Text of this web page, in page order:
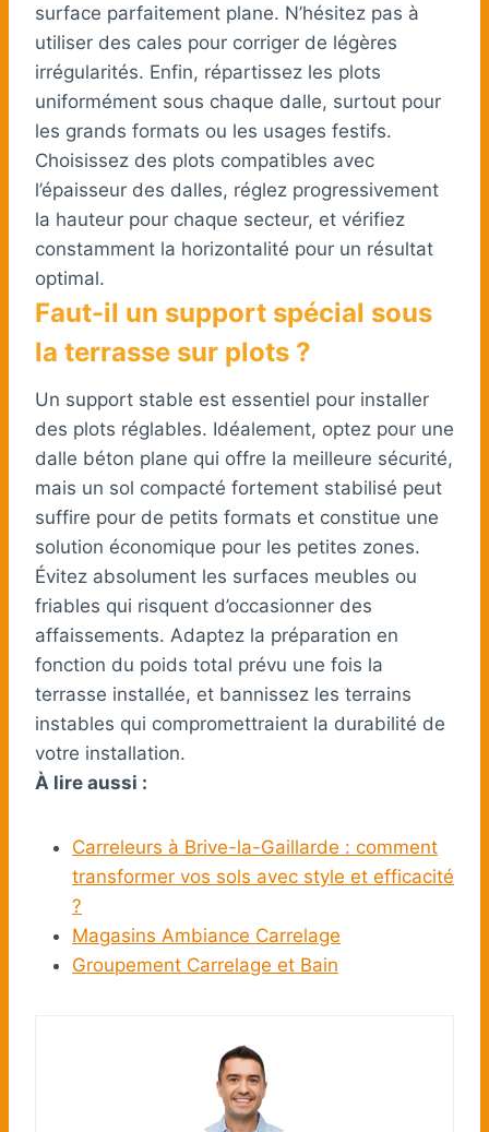
surface parfaitement plane. N’hésitez pas à
utiliser des cales pour corriger de légères
irrégularités. Enfin, répartissez les plots
uniformément sous chaque dalle, surtout pour
les grands formats ou les usages festifs.
Choisissez des plots compatibles avec
l’épaisseur des dalles, réglez progressivement
la hauteur pour chaque secteur, et vérifiez
constamment la horizontalité pour un résultat
optimal.
Faut-il un support spécial sous
la terrasse sur plots ?
Un support stable est essentiel pour installer
des plots réglables. Idéalement, optez pour une
dalle béton plane qui offre la meilleure sécurité,
mais un sol compacté fortement stabilisé peut
suffire pour de petits formats et constitue une
solution économique pour les petites zones.
Évitez absolument les surfaces meubles ou
friables qui risquent d’occasionner des
affaissements. Adaptez la préparation en
fonction du poids total prévu une fois la
terrasse installée, et bannissez les terrains
instables qui compromettraient la durabilité de
votre installation.
À lire aussi :
Carreleurs à Brive-la-Gaillarde : comment
transformer vos sols avec style et efficacité
?
Magasins Ambiance Carrelage
Groupement Carrelage et Bain